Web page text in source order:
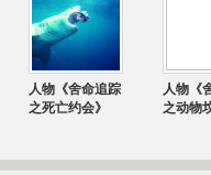
人物《舍命追踪
之死亡约会》
人物《
之动物